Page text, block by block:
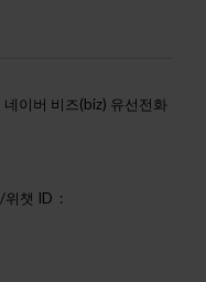
네이버 비즈(biz) 유선전화
/위챗 ID :